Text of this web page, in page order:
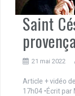
Saint
21 mai 2022
Article + vidéo
17h04 •Écrit